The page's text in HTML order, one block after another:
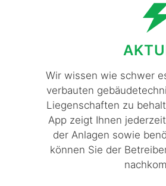
Wir wissen wie schwer
verbauten
Liegenschaften zu
App zeigt Ihnen
der Anlagen sowie
können Sie der